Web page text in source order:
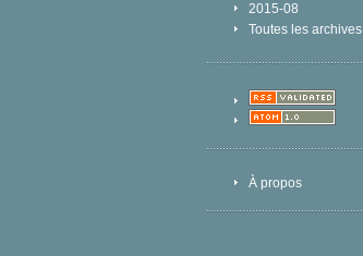
2015-08
Toutes les archives
À propos